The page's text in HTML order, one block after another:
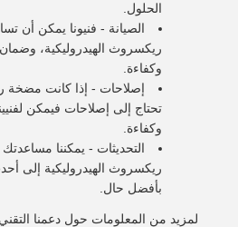
الحلول.
الصيانة - فنيونا يمكن أن
ريكسروث الهيدروليكية،
وكفاءة.
إصلاحات - إذا كانت مضخة
تحتاج إلى إصلاحات فيمكن
وكفاءة.
التحديثات - يمكننا
ريكسروث الهيدروليكية إلى
بأفضل حال.
لمزيد من المعلومات حول دعمنا